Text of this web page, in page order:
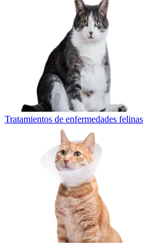
Tratamientos de enfermedades felinas